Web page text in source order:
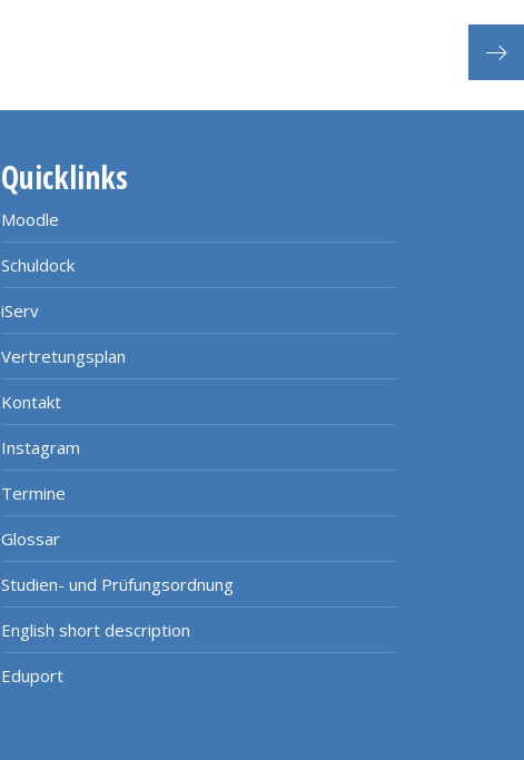
Quicklinks
Moodle
Schuldock
iServ
Vertretungsplan
Kontakt
Instagram
Termine
Glossar
Studien- und Prüfungsordnung
English short description
Eduport